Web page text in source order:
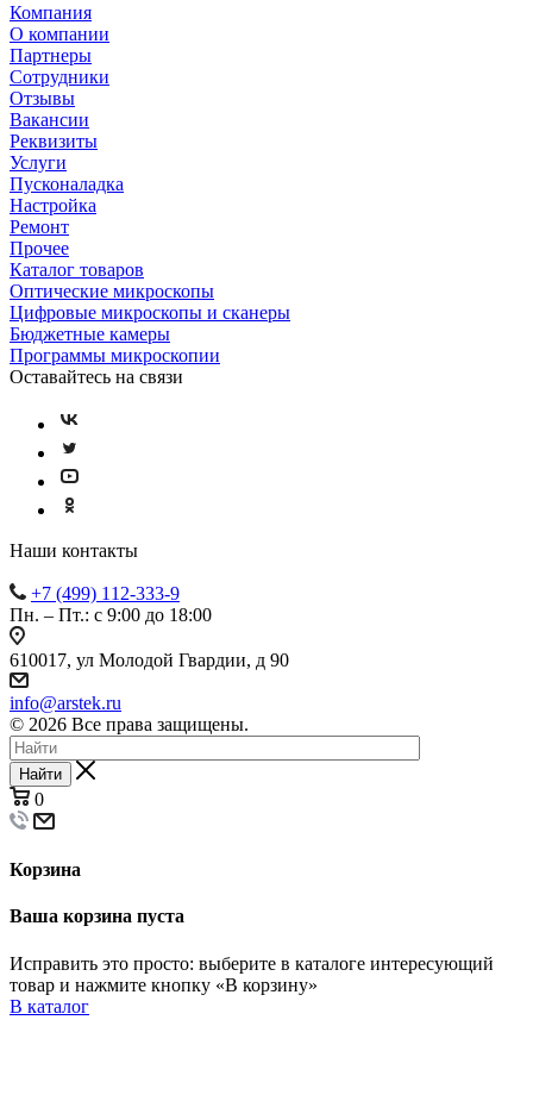
Компания
О компании
Партнеры
Сотрудники
Отзывы
Вакансии
Реквизиты
Услуги
Пусконаладка
Настройка
Ремонт
Прочее
Каталог товаров
Оптические микроскопы
Цифровые микроскопы и сканеры
Бюджетные камеры
Программы микроскопии
Оставайтесь на связи
Наши контакты
+7 (499) 112-333-9
Пн. – Пт.: с 9:00 до 18:00
610017, ул Молодой Гвардии, д 90
info@arstek.ru
© 2026 Все права защищены.
Найти
0
Корзина
Ваша корзина пуста
Исправить это просто: выберите в каталоге интересующий
товар и нажмите кнопку «В корзину»
В каталог